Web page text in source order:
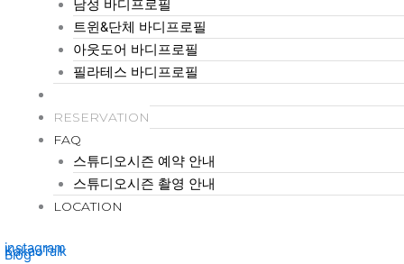
남성 바디프로필
트윈&단체 바디프로필
아웃도어 바디프로필
필라테스 바디프로필
RESERVATION
FAQ
스튜디오시즌 예약 안내
스튜디오시즌 촬영 안내
LOCATION
instagram
KakaoTalk
Blog